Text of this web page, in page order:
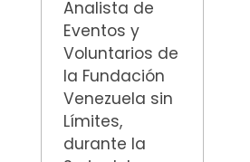
Analista de
Eventos y
Voluntarios de
la Fundación
Venezuela sin
Límites,
durante la